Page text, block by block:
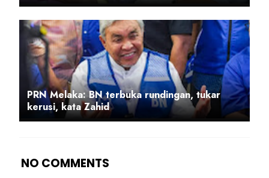
PRN Melaka: BN terbuka rundingan, tukar
kerusi, kata Zahid
NO COMMENTS